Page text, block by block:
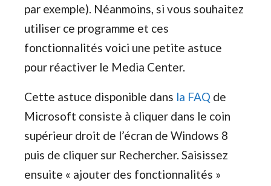
par exemple). Néanmoins, si vous souhaitez
utiliser ce programme et ces
fonctionnalités voici une petite astuce
pour réactiver le Media Center.
Cette astuce disponible dans la FAQ de
Microsoft consiste à cliquer dans le coin
supérieur droit de l’écran de Windows 8
puis de cliquer sur Rechercher. Saisissez
ensuite « ajouter des fonctionnalités »